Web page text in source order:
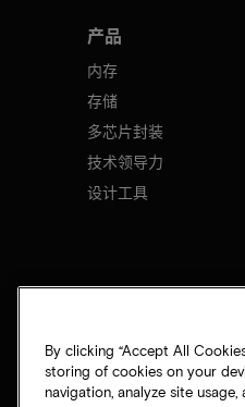
产品
内存
存储
多芯片封装
技术领导力
设计工具
By clicking “Accept All
storing of cookies on your
navigation, analyze site